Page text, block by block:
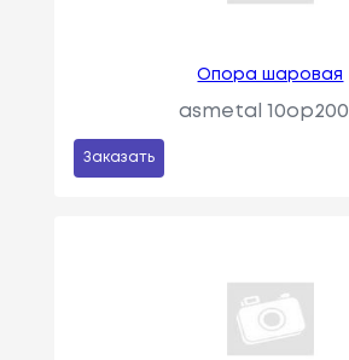
Опора шаровая
asmetal
Заказать